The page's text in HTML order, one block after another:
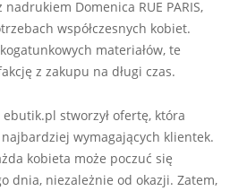
Domenica RUE PARIS,
współczesnych kobiet.
materiałów, te
z zakupu na długi czas.
ebutik.pl stworzył ofertę, która
wymagających klientek.
kobieta może poczuć się
dnia, niezależnie od okazji. Zatem,